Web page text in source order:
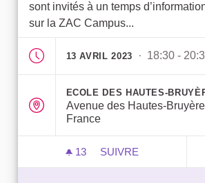
sont invités à un temps
sur la ZAC Campus...
13 AVRIL 2023 · 18:30 -
ECOLE DES HAUTES-
Avenue des Hautes-
France
13 13 ABONNÉS
SUIVRE